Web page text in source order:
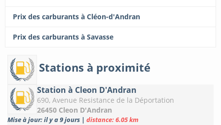
Prix des carburants à Cléon-d'Andran
Prix des carburants à Savasse
Stations à proximité
Station à Cleon D'Andran
690, Avenue Resistance de la Déportation
26450 Cleon D'Andran
Mise à jour: il y a 9 jours | distance: 6.05 km